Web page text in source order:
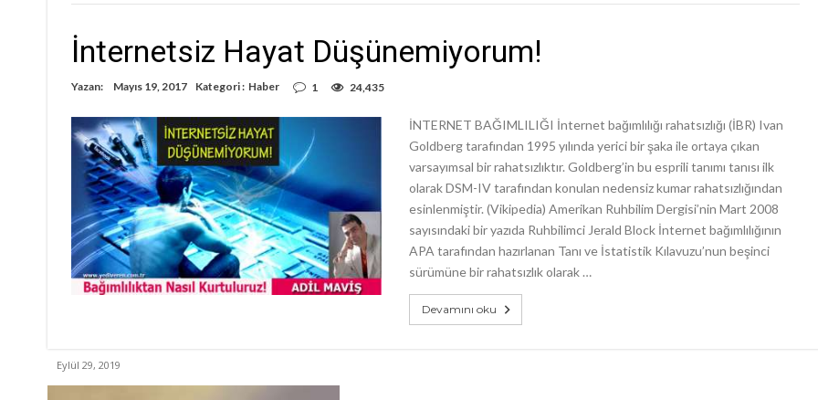
İnternetsiz Hayat Düşünemiyorum!
Yazan: Mayıs 19, 2017 Kategori : Haber 1 24,435
İNTERNET BAĞIMLILIĞI İnternet bağımlılığı rahatsızlığı (İBR) Ivan
Goldberg tarafından 1995 yılında yerici bir şaka ile ortaya çıkan
varsayımsal bir rahatsızlıktır. Goldberg’in bu esprili tanımı tanısı ilk
olarak DSM-IV tarafından konulan nedensiz kumar rahatsızlığından
esinlenmiştir. (Vikipedia) Amerikan Ruhbilim Dergisi’nin Mart 2008
sayısındaki bir yazıda Ruhbilimci Jerald Block İnternet bağımlılığının
APA tarafından hazırlanan Tanı ve İstatistik Kılavuzu’nun beşinci
sürümüne bir rahatsızlık olarak …
Devamını oku
Eylül 29, 2019